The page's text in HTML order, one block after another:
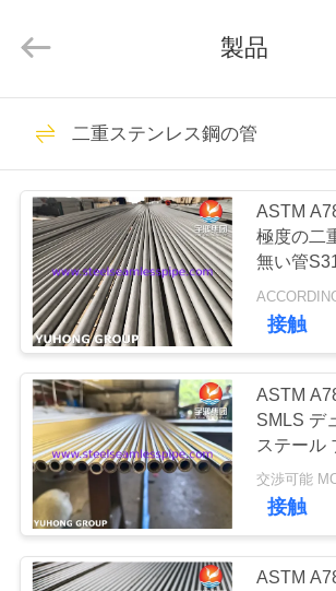
製
達
て
Yuhong
Group
Co.,Ltd.
Rights
Reserved.
ステンレス鋼
ームレスパイ
ステンレス鋼
ぎ目が無い管
製品
二重ステンレス鋼の管
ASTM
極度の二
無い管
S32205
S31254
接触
ASTM
SMLS デ
ステール
ーブ 塩化
耐性
交渉可能
接触
ASTM